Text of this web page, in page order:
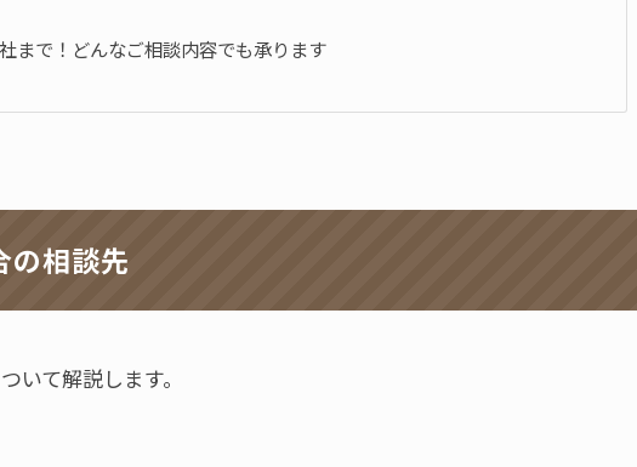
まで！どんなご相談内容でも承ります
の相談先
いて解説します。